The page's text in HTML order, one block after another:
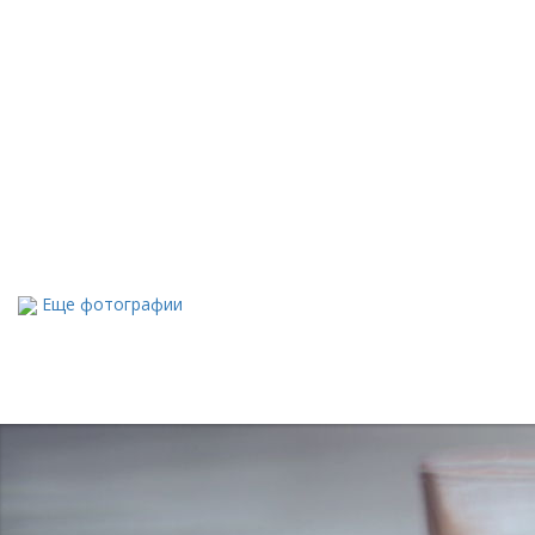
Еще фотографии